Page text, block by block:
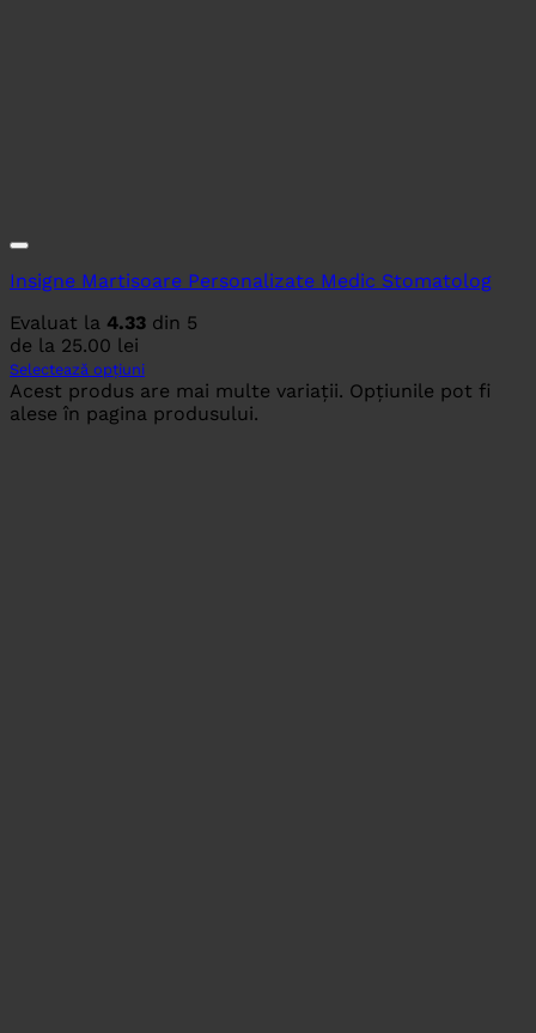
Insigne Martisoare Personalizate Medic Stomatolog
Evaluat la 4.33 din 5
de la 25.00 lei
Selectează opțiuni
Acest produs are mai multe variații. Opțiunile pot fi
alese în pagina produsului.